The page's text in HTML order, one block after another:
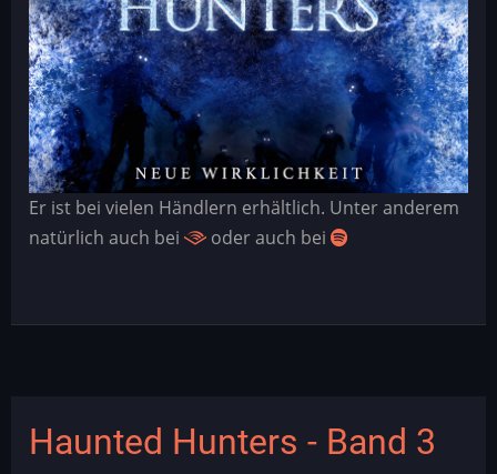
Er ist bei vielen Händlern erhältlich. Unter anderem
natürlich auch bei
oder auch bei
Haunted Hunters - Band 3